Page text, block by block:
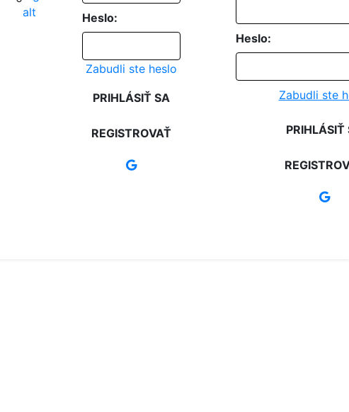
Heslo:
Zabudli ste heslo
PRIHLÁSIŤ SA
REGISTROVAŤ
Heslo:
Zabudli ste
PRIHLÁSIŤ